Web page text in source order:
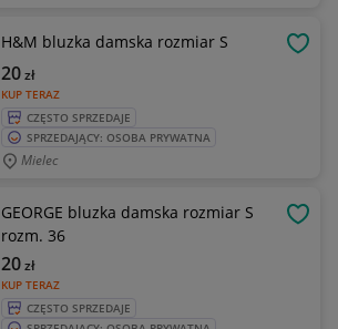
H&M bluzka damska rozmiar S
KUP TERAZ
20zł
CZĘSTO SPRZEDAJE
SPRZEDAJĄCY: OSOBA PRYWATNA
Mielec
GEORGE bluzka damska rozmiar S
rozm. 36
KUP TERAZ
20zł
CZĘSTO SPRZEDAJE